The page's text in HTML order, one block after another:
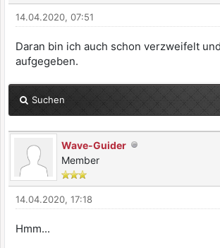
14.04.2020, 07:51
Daran bin ich auch schon verzweifelt
aufgegeben.
Suchen
Wave-Guider
Member
14.04.2020, 17:18
Hmm...